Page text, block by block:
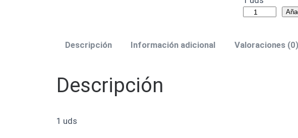
Descripción Información adicional Valoraciones (0)
Descripción
1 uds